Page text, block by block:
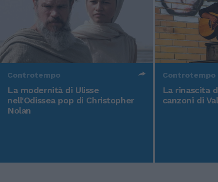
Controtempo
La modernità di Ulisse
nell'Odissea pop di Christopher
Nolan
Controtempo
La rinascita
canzoni di